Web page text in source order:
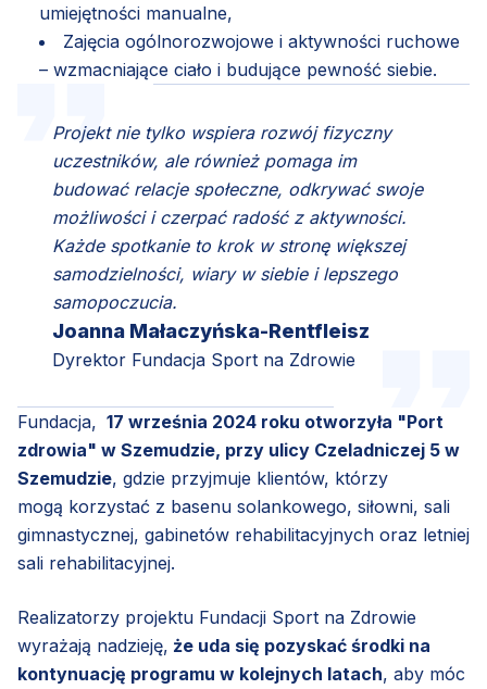
umiejętności manualne,
Zajęcia ogólnorozwojowe i aktywności ruchowe
– wzmacniające ciało i budujące pewność siebie.
Projekt nie tylko wspiera rozwój fizyczny
uczestników, ale również pomaga im
budować relacje społeczne, odkrywać swoje
możliwości i czerpać radość z aktywności.
Każde spotkanie to krok w stronę większej
samodzielności, wiary w siebie i lepszego
samopoczucia.
Joanna Małaczyńska-Rentfleisz
Dyrektor Fundacja Sport na Zdrowie
Fundacja, 17 września 2024 roku otworzyła "Port
zdrowia" w Szemudzie, przy ulicy Czeladniczej 5 w
Szemudzie, gdzie przyjmuje klientów, którzy
mogą korzystać z basenu solankowego, siłowni, sali
gimnastycznej, gabinetów rehabilitacyjnych oraz letniej
sali rehabilitacyjnej.
Realizatorzy projektu Fundacji Sport na Zdrowie
wyrażają nadzieję, że uda się pozyskać środki na
kontynuację programu w kolejnych latach, aby móc